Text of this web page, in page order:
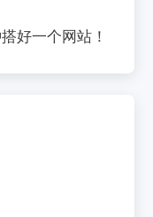
好一个网站！